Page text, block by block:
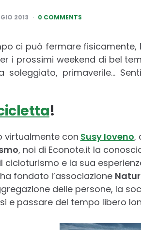
2013 0 COMMENTS
ci può fermare
i prossimi weekend di bel
soleggiato, primaverile…
!
virtualmente con Susy Ioveno,
, noi di Econote.it la
cicloturismo e la sua
fondato l’associazione
delle persone, la
e passare del tempo libero